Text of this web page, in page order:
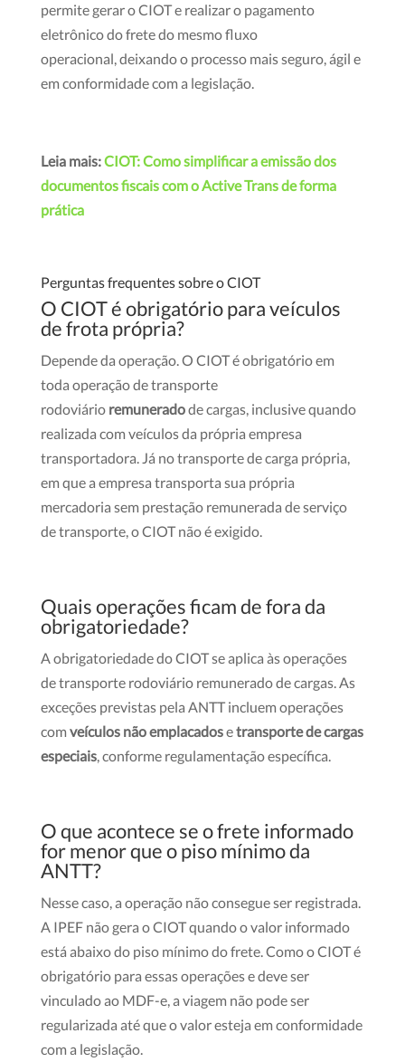
permite gerar o CIOT e realizar o pagamento
eletrônico do frete do mesmo fluxo
operacional, deixando o processo mais seguro, ágil e
em conformidade com a legislação.
Leia mais:CIOT: Como simplificar a emissão dos
documentos fiscais com o Active Trans de forma
prática
Perguntas frequentes sobre o CIOT
O CIOT é obrigatório para veículos
de frota própria?
Depende da operação. O CIOT é obrigatório em
toda operação de transporte
rodoviário remuneradode cargas, inclusive quando
realizada com veículos da própria empresa
transportadora. Já no transporte de carga própria,
em que a empresa transporta sua própria
mercadoria sem prestação remunerada de serviço
de transporte, o CIOT não é exigido.
Quais operações ficam de fora da
obrigatoriedade?
A obrigatoriedade do CIOT se aplica às operações
de transporte rodoviário remunerado de cargas. As
exceções previstas pela ANTT incluem operações
comveículos não emplacadosetransporte de cargas
especiais, conforme regulamentação específica.
O que acontece se o frete informado
for menor que o piso mínimo da
ANTT?
Nesse caso, a operação não consegue ser registrada.
A IPEF não gera o CIOT quando o valor informado
está abaixo do piso mínimo do frete. Como o CIOT é
obrigatório para essas operações e deve ser
vinculado ao MDF-e, a viagem não pode ser
regularizada até que o valor esteja em conformidade
com a legislação.